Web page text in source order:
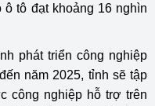
tô đạt khoảng 16 nghìn
phát triển công nghiệp
năm 2025, tỉnh sẽ tập
công nghiệp hỗ trợ trên